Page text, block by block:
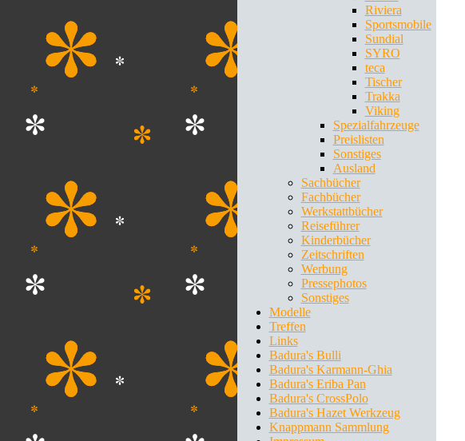
Riviera
Sportsmobile
Sundial
SYRO
teca
Tischer
Trakka
Viking
Spezialfahrzeuge
Preislisten
Sonstiges
Ausland
Sachbücher
Fachbücher
Werkstattbücher
Reiseführer
Kinderbücher
Zeitschriften
Werbung
Pressephotos
Sonstiges
Modelle
Treffen
Links
Badura's Bulli
Badura's Karmann-Ghia
Badura's Eriba Pan
Badura's CrossPolo
Badura's Hazet Werkzeug
Knappmann Sammlung